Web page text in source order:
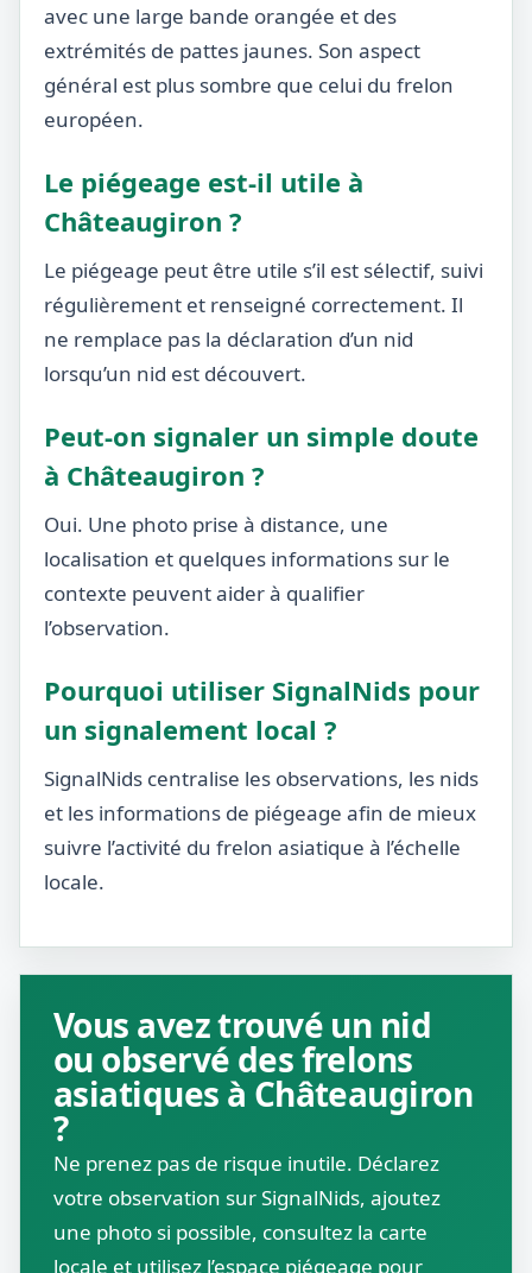
avec une large bande orangée et des
extrémités de pattes jaunes. Son aspect
général est plus sombre que celui du frelon
européen.
Le piégeage est-il utile à
Châteaugiron ?
Le piégeage peut être utile s’il est sélectif, suivi
régulièrement et renseigné correctement. Il
ne remplace pas la déclaration d’un nid
lorsqu’un nid est découvert.
Peut-on signaler un simple doute
à Châteaugiron ?
Oui. Une photo prise à distance, une
localisation et quelques informations sur le
contexte peuvent aider à qualifier
l’observation.
Pourquoi utiliser SignalNids pour
un signalement local ?
SignalNids centralise les observations, les nids
et les informations de piégeage afin de mieux
suivre l’activité du frelon asiatique à l’échelle
locale.
Vous avez trouvé un nid
ou observé des frelons
asiatiques à Châteaugiron
?
Ne prenez pas de risque inutile. Déclarez
votre observation sur SignalNids, ajoutez
une photo si possible, consultez la carte
locale et utilisez l’espace piégeage pour